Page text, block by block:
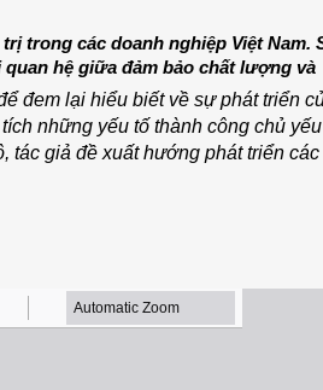
trong các doanh nghiệp Việt
hệ giữa đảm bảo chất lượng và
đem lại hiểu biết về sự phát triển
những yếu tố thành công chủ
tác giả đề xuất hướng phát triển